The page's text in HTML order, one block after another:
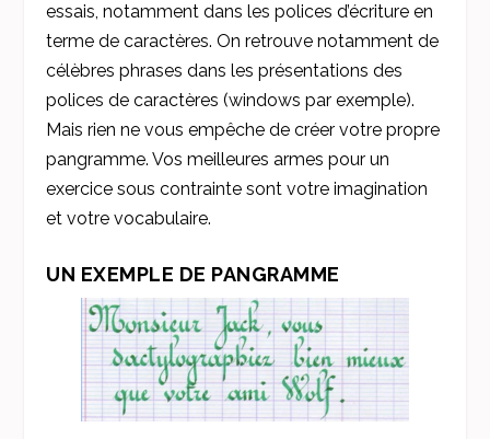
essais, notamment dans les polices d’écriture en
terme de caractères. On retrouve notamment de
célèbres phrases dans les présentations des
polices de caractères (windows par exemple).
Mais rien ne vous empêche de créer votre propre
pangramme. Vos meilleures armes pour un
exercice sous contrainte sont votre imagination
et votre vocabulaire.
UN EXEMPLE DE PANGRAMME